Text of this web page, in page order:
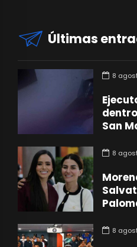
Últimas
8
San
8
8